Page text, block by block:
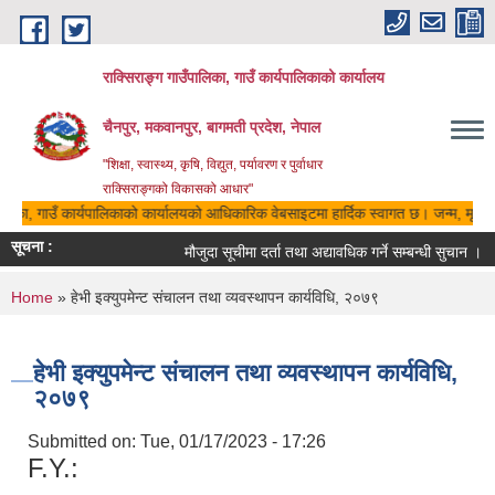
Skip to main content
राक्सिराङ्ग गाउँपालिका, गाउँ कार्यपालिकाको कार्यालय
चैनपुर, मकवानपुर, बागमती प्रदेश, नेपाल
"शिक्षा, स्वास्थ्य, कृषि, विद्युत, पर्यावरण र पुर्वाधार
राक्सिराङ्गको विकासको आधार"
गाउँ कार्यपालिकाको कार्यालयको आधिकारिक वेबसाइटमा हार्दिक स्वागत छ। जन्म,
सूचना :
मौजुदा सूचीमा दर्ता तथा अद्यावधिक गर्ने सम्बन्धी सुचान ।
You are here
Home » हेभी इक्युपमेन्ट संचालन तथा व्यवस्थापन कार्यविधि, २०७९
हेभी इक्युपमेन्ट संचालन तथा व्यवस्थापन कार्यविधि,
२०७९
Submitted on: Tue, 01/17/2023 - 17:26
F.Y.: